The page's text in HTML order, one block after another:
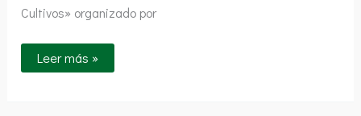
Cultivos» organizado por
Leer más »